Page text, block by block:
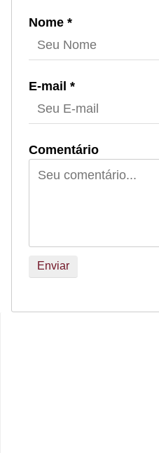
Nome *
E-mail *
Comentário